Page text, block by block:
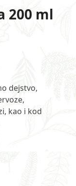
200 ml
dejstvo,
kao i kod